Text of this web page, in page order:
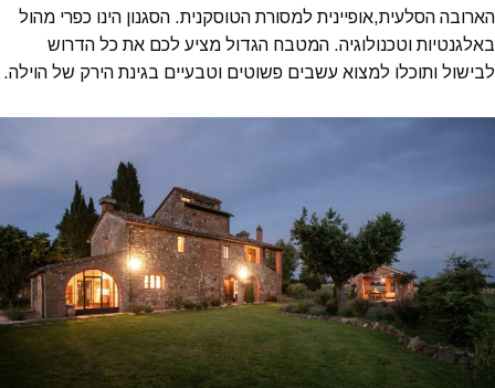
הארובה הסלעית,אופיינית למסורת הטוסקנית. הסגנון הינו כפרי מהול
באלגנטיות וטכנולוגיה. המטבח הגדול מציע לכם את כל הדרוש
לבישול ותוכלו למצוא עשבים פשוטים וטבעיים בגינת הירק של הוילה.